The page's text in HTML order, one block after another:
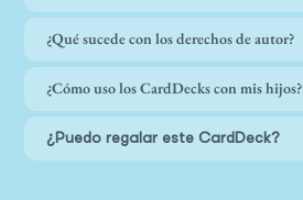
¿Qué sucede con los derechos de autor?
¿Cómo uso los CardDecks con mis hijos?
¿Puedo regalar este CardDeck?